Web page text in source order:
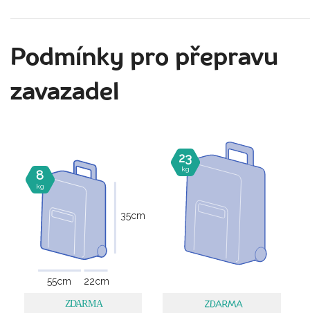
Podmínky pro přepravu
zavazadel
8
kg
35cm
55cm 22cm
23
kg